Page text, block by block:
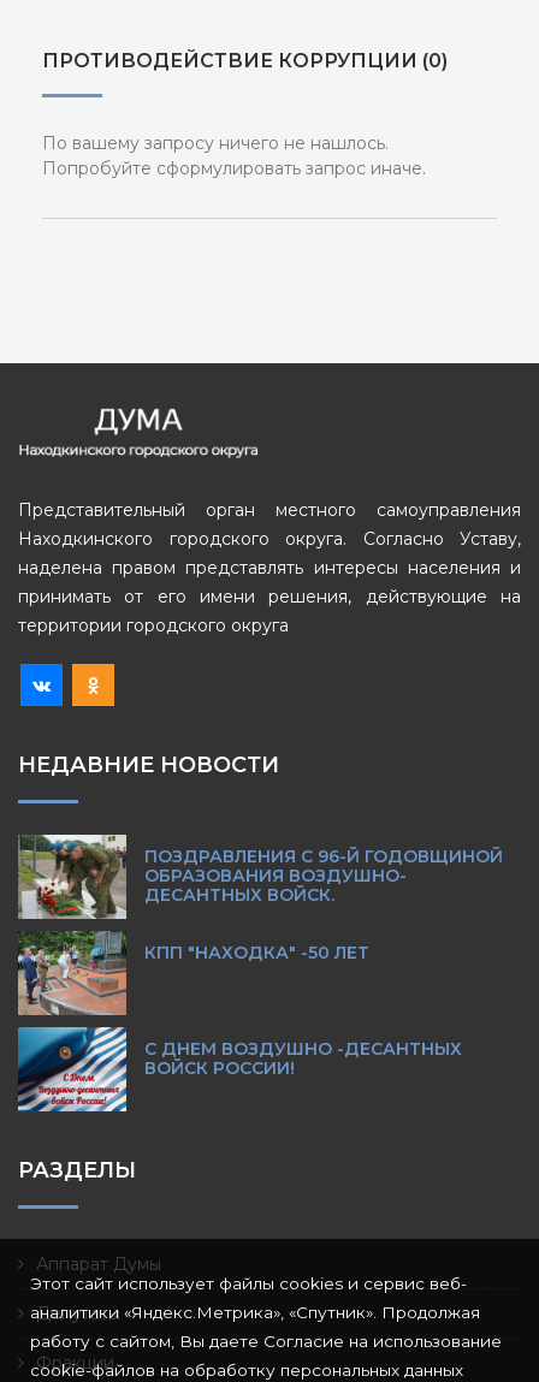
ПРОТИВОДЕЙСТВИЕ КОРРУПЦИИ (0)
По вашему запросу ничего не нашлось.
Попробуйте сформулировать запрос иначе.
Представительный орган местного самоуправления
Находкинского городского округа. Согласно Уставу,
наделена правом представлять интересы населения и
принимать от его имени решения, действующие на
территории городского округа
НЕДАВНИЕ НОВОСТИ
ПОЗДРАВЛЕНИЯ С 96-Й ГОДОВЩИНОЙ
ОБРАЗОВАНИЯ ВОЗДУШНО-
ДЕСАНТНЫХ ВОЙСК.
КПП "НАХОДКА" -50 ЛЕТ
С ДНЕМ ВОЗДУШНО -ДЕСАНТНЫХ
ВОЙСК РОССИИ!
РАЗДЕЛЫ
Аппарат Думы
Депутаты
Фракции
Этот сайт использует файлы cookies и сервис веб-
аналитики «Яндекс.Метрика», «Спутник». Продолжая
работу с сайтом, Вы даете Согласие на использование
cookie-файлов на обработку персональных данных